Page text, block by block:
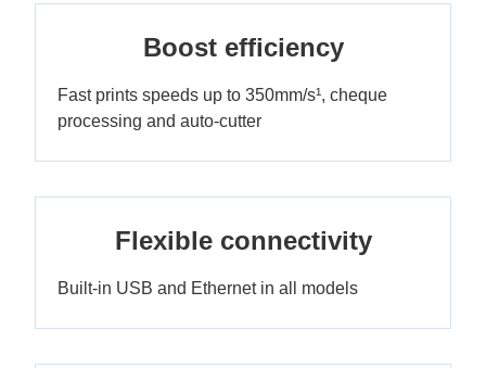
Boost efficiency
Fast prints speeds up to 350mm/s¹, cheque
processing and auto-cutter
Flexible connectivity
Built-in USB and Ethernet in all models